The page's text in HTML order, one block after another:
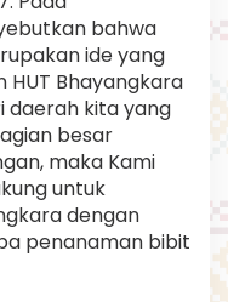
bahwa
ide yang
Bhayangkara
daerah kita yang
besar
maka Kami
untuk
dengan
penanaman bibit